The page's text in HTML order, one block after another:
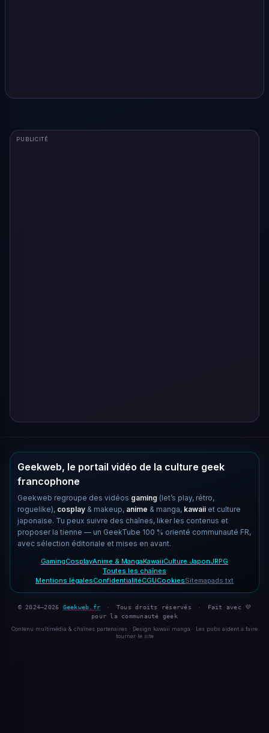
PUBLICITÉ
Geekweb, le portail vidéo de la culture geek
francophone
Geekweb regroupe des vidéos gaming (let’s play, rétro,
roguelike), cosplay & makeup, anime & manga, kawaii et culture
japonaise. Tu peux suivre des chaînes, liker les contenus et
proposer la tienne — un GeekTube 100 % orienté communauté FR,
avec sélection éditoriale et mises en avant.
GamingCosplayAnime & MangaKawaiiCulture JaponJRPG
Toutes les chaînes
Mentions légalesConfidentialitéCGUCookiesSitemapads.txt
© 2024–2026 Geekweb.fr · Tous droits réservés ·
Fait avec 💜
pour la communauté geek
Contenu multimédia & chaînes partenaires · Design kawaii manga · Les pubs aident à faire
tourner le site